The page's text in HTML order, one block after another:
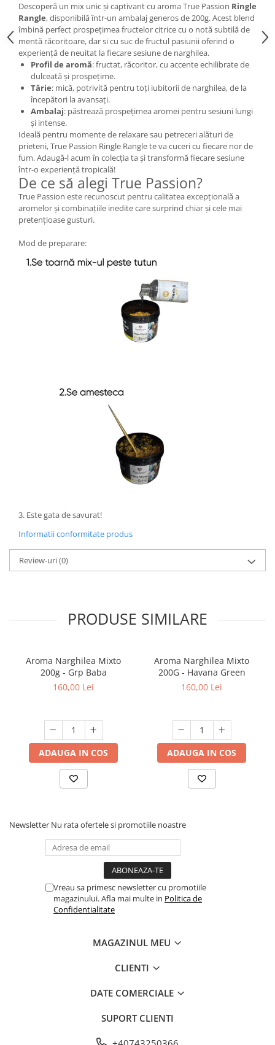
Descoperă un mix unic și captivant cu aroma True Passion Ringle
Rangle, disponibilă într-un ambalaj generos de 200g. Acest blend
îmbină perfect prospețimea fructelor citrice cu o notă subtilă de
mentă răcoritoare, dar si cu suc de fructul pasiunii oferind o
experiență de neuitat la fiecare sesiune de narghilea.
Profil de aromă: fructat, răcoritor, cu accente echilibrate de
dulceață și prospețime.
Tărie: mică, potrivită pentru toți iubitorii de narghilea, de la
începători la avansați.
Ambalaj: păstrează prospețimea aromei pentru sesiuni lungi
și intense.
Ideală pentru momente de relaxare sau petreceri alături de
prieteni, True Passion Ringle Rangle te va cuceri cu fiecare nor de
fum. Adaugă-l acum în colecția ta și transformă fiecare sesiune
într-o experiență tropicală!
De ce să alegi True Passion?
True Passion este recunoscut pentru calitatea excepțională a
aromelor și combinațiile inedite care surprind chiar și cele mai
pretențioase gusturi.
Mod de preparare:
3. Este gata de savurat!
Informatii conformitate produs
Review-uri(0)
PRODUSE SIMILARE
Aroma Narghilea Mixto
200g - Grp Baba
160,00 Lei
ADAUGA IN COS
Aroma Narghilea Mixto
200G - Havana Green
160,00 Lei
ADAUGA IN COS
Newsletter Nu rata ofertele si promotiile noastre
Vreau sa primesc newsletter cu promotiile
magazinului. Afla mai multe in Politica de
Confidentialitate
MAGAZINUL MEU
CLIENTI
DATE COMERCIALE
SUPORT CLIENTI